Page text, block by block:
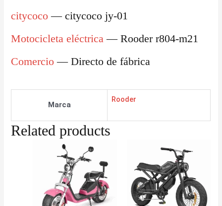
citycoco — citycoco jy-01
Motocicleta eléctrica — Rooder r804-m21
Comercio — Directo de fábrica
Marca
Rooder
Related products